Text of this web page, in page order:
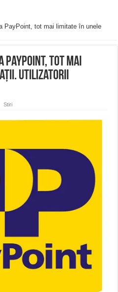
PayPoint, tot mai limitate în unele
tot mai
Utilizatorii
Stiri